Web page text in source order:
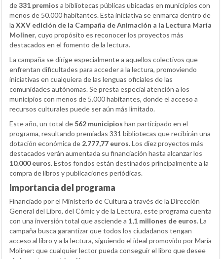
de331 premios a bibliotecas públicas ubicadas en municipios con
menos de 50.000 habitantes. Esta iniciativa se enmarca dentro de
la XXV edición de la Campaña de Animación a la Lectura María
Moliner, cuyo propósito es reconocer los proyectos más
destacados en el fomento de la lectura.
La campaña se dirige especialmente a aquellos colectivos que
enfrentan dificultades para acceder a la lectura, promoviendo
iniciativas en cualquiera de las lenguas oficiales de las
comunidades autónomas. Se presta especial atención a los
municipios con menos de 5.000 habitantes, donde el acceso a
recursos culturales puede ser aún más limitado.
Este año, un total de 562 municipios han participado en el
programa, resultando premiadas 331 bibliotecas que recibirán una
dotación económica de 2.777,77 euros. Los diez proyectos más
destacados verán aumentada su financiación hasta alcanzar los
10.000 euros. Estos fondos están destinados principalmente a la
compra de libros y publicaciones periódicas.
Importancia del programa
Financiado por el Ministerio de Cultura a través de la Dirección
General del Libro, del Cómic y de la Lectura, este programa cuenta
con una inversión total que asciende a 1,1 millones de euros. La
campaña busca garantizar que todos los ciudadanos tengan
acceso al libro y a la lectura, siguiendo el ideal promovido por María
Moliner: que cualquier lector pueda conseguir el libro que desee